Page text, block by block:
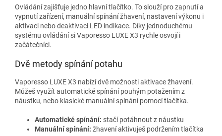
Ovládání zajišťuje jedno hlavní tlačítko. To slouží pro zapnutí a
vypnutí zařízení, manuální spínání žhavení, nastavení výkonu i
aktivaci nebo deaktivaci LED indikace. Díky jednoduchému
systému ovládání si Vaporesso LUXE X3 rychle osvojí i
začátečníci.
Dvě metody spínání potahu
Vaporesso LUXE X3 nabízí dvě možnosti aktivace žhavení.
Můžeš využít automatické spínání pouhým potažením z
náustku, nebo klasické manuální spínání pomocí tlačítka.
Automatické spínání: stačí potáhnout z náustku
Manuální spínání: žhavení aktivuješ podržením tlačítka